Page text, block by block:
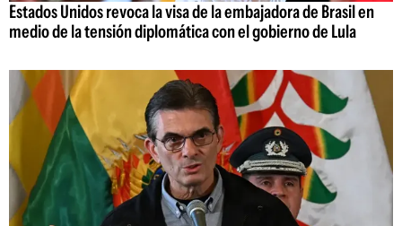
Estados Unidos revoca la visa de la embajadora de Brasil en
medio de la tensión diplomática con el gobierno de Lula